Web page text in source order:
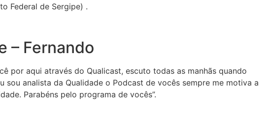
Federal de Sergipe) .
– Fernando
por aqui através do Qualicast, escuto todas as manhãs quando
sou analista da Qualidade o Podcast de vocês sempre me motiva a
Parabéns pelo programa de vocês”.